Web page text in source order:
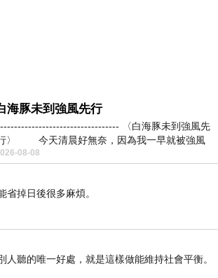
海豚未到強風先行
〈白海豚未到強風先
〉 今天清晨好無奈，因為我一早就被強風
08-08
省掉日後很多麻煩。
人聽的唯一好處，就是這樣做能維持社會平衡。